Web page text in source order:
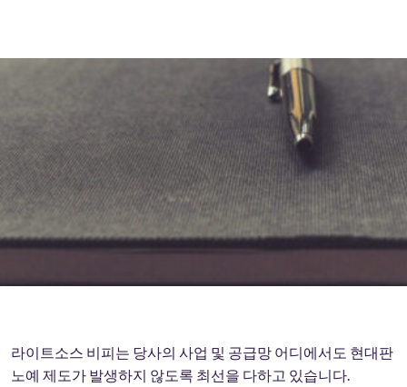
라이트소스 비피는 당사의 사업 및 공급망 어디에서도 현대판
노예 제도가 발생하지 않도록 최선을 다하고 있습니다.